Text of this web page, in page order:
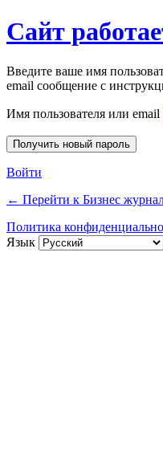
Сайт
Введите ваше имя
email сообщение с
Имя пользователя или email
Войти
← Перейти к Бизнес
Политика
Язык